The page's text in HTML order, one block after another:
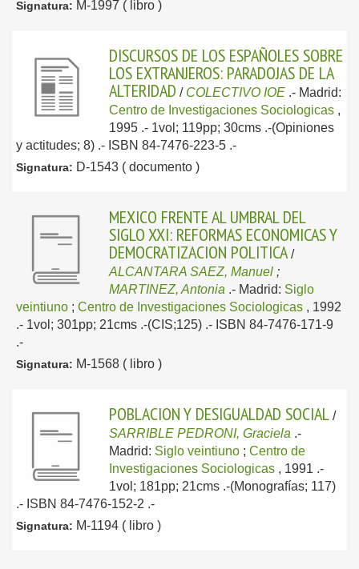
Signatura: M-1997 ( libro )
DISCURSOS DE LOS ESPAÑOLES SOBRE
LOS EXTRANJEROS: PARADOJAS DE LA
ALTERIDAD / COLECTIVO IOE .- Madrid:
Centro de Investigaciones Sociologicas ,
1995 .- 1vol; 119pp; 30cms .-(Opiniones
y actitudes; 8) .- ISBN 84-7476-223-5 .-
Signatura: D-1543 ( documento )
MEXICO FRENTE AL UMBRAL DEL
SIGLO XXI: REFORMAS ECONOMICAS Y
DEMOCRATIZACION POLITICA /
ALCANTARA SAEZ, Manuel ;
MARTINEZ, Antonia .- Madrid: Siglo
veintiuno ; Centro de Investigaciones Sociologicas , 1992
.- 1vol; 301pp; 21cms .-(CIS;125) .- ISBN 84-7476-171-9
.-
Signatura: M-1568 ( libro )
POBLACION Y DESIGUALDAD SOCIAL /
SARRIBLE PEDRONI, Graciela .-
Madrid: Siglo veintiuno ; Centro de
Investigaciones Sociologicas , 1991 .-
1vol; 181pp; 21cms .-(Monografías; 117)
.- ISBN 84-7476-152-2 .-
Signatura: M-1194 ( libro )